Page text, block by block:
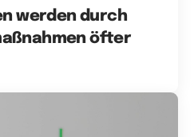
werden durch
öfter